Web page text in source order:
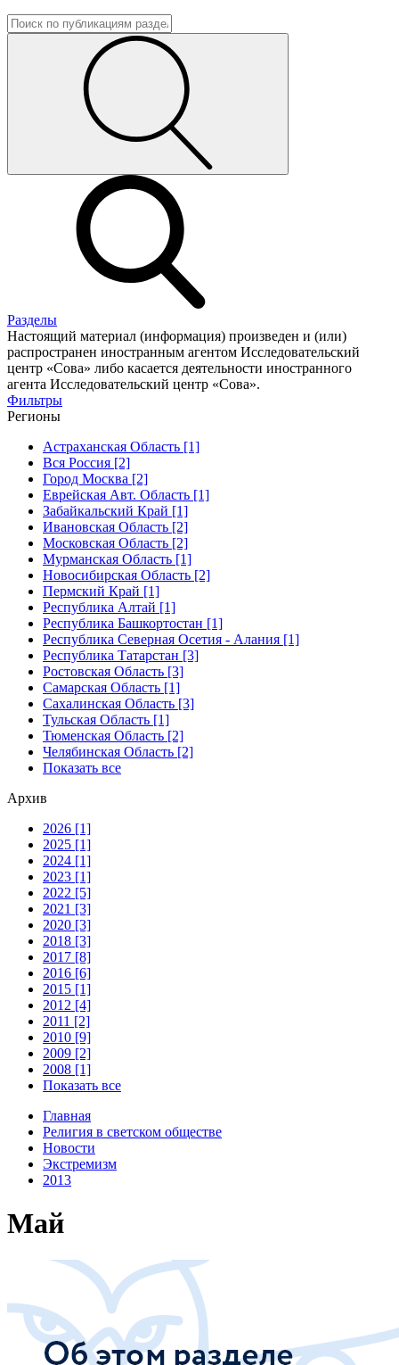
Разделы
Настоящий материал (информация) произведен и (или)
распространен иностранным агентом Исследовательский
центр «Сова» либо касается деятельности иностранного
агента Исследовательский центр «Сова».
Фильтры
Регионы
Астраханская Область [1]
Вся Россия [2]
Город Москва [2]
Еврейская Авт. Область [1]
Забайкальский Край [1]
Ивановская Область [2]
Московская Область [2]
Мурманская Область [1]
Новосибирская Область [2]
Пермский Край [1]
Республика Алтай [1]
Республика Башкортостан [1]
Республика Северная Осетия - Алания [1]
Республика Татарстан [3]
Ростовская Область [3]
Самарская Область [1]
Сахалинская Область [3]
Тульская Область [1]
Тюменская Область [2]
Челябинская Область [2]
Показать все
Архив
2026 [1]
2025 [1]
2024 [1]
2023 [1]
2022 [5]
2021 [3]
2020 [3]
2018 [3]
2017 [8]
2016 [6]
2015 [1]
2012 [4]
2011 [2]
2010 [9]
2009 [2]
2008 [1]
Показать все
Главная
Религия в светском обществе
Новости
Экстремизм
2013
Май